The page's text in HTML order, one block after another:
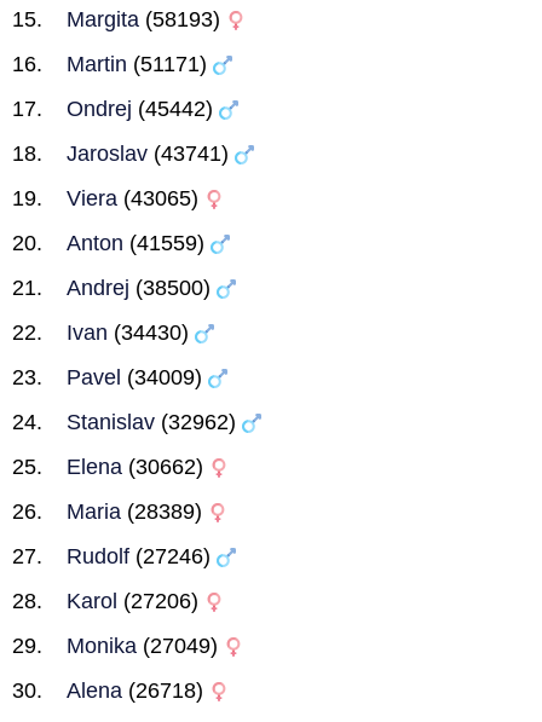
Margita (58193)
Martin (51171)
Ondrej (45442)
Jaroslav (43741)
Viera (43065)
Anton (41559)
Andrej (38500)
Ivan (34430)
Pavel (34009)
Stanislav (32962)
Elena (30662)
Maria (28389)
Rudolf (27246)
Karol (27206)
Monika (27049)
Alena (26718)